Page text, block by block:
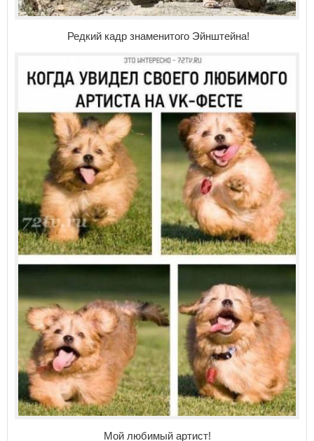
Редкий кадр знаменитого Эйнштейна!
Мой любимый артист!